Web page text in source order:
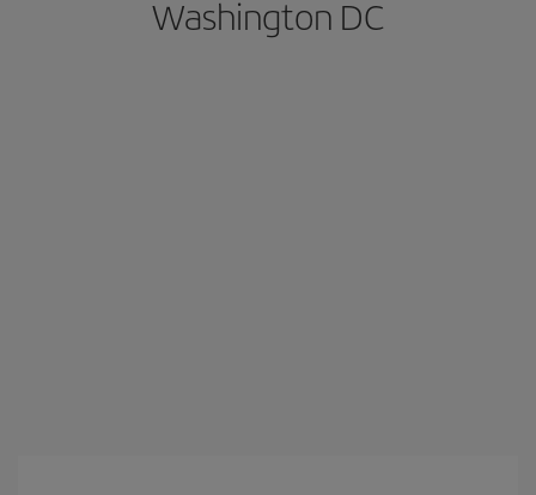
Washington DC